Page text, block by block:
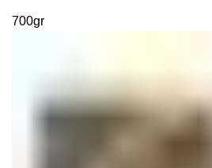
700gr